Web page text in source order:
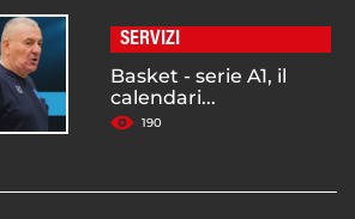
SERVIZI
Basket - serie A1, il
calendari...
190